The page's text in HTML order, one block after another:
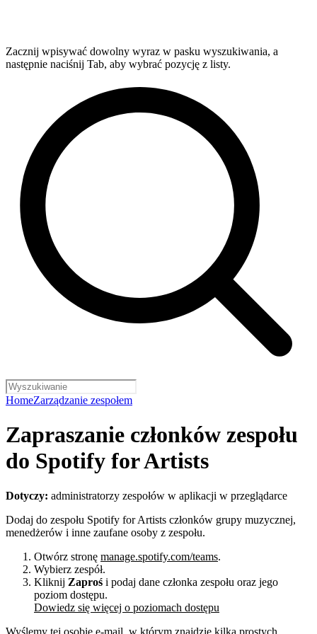
Zacznij wpisywać dowolny wyraz w pasku wyszukiwania, a
następnie naciśnij Tab, aby wybrać pozycję z listy.
HomeZarządzanie zespołem
Zapraszanie członków zespołu
do Spotify for Artists
Dotyczy: administratorzy zespołów w aplikacji w przeglądarce
Dodaj do zespołu Spotify for Artists członków grupy muzycznej,
menedżerów i inne zaufane osoby z zespołu.
Otwórz stronę manage.spotify.com/teams.
Wybierz zespół.
Kliknij Zaproś i podaj dane członka zespołu oraz jego
poziom dostępu.
Dowiedz się więcej o poziomach dostępu
Wyślemy tej osobie e-mail, w którym znajdzie kilka prostych